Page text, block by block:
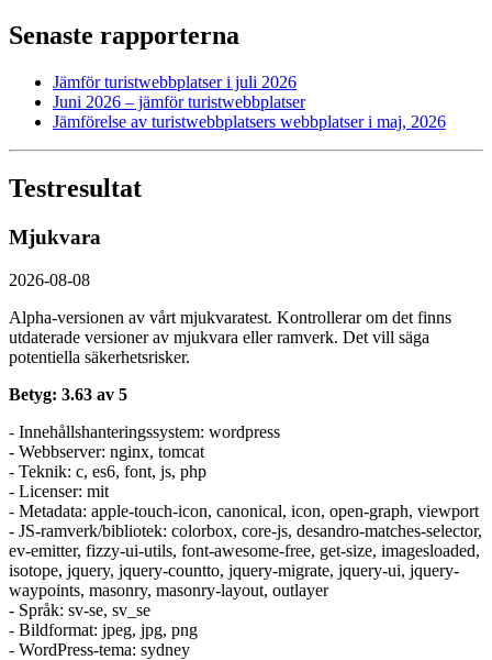
Senaste rapporterna
Jämför turist­webbplatser i juli 2026
Juni 2026 – jämför turist­webbplatser
Jämförelse av turist­webbplatsers webbplatser i maj, 2026
Testresultat
Mjukvara
2026-08-08
Alpha-versionen av vårt mjukvaratest. Kontrollerar om det finns
utdaterade versioner av mjukvara eller ramverk. Det vill säga
potentiella säkerhetsrisker.
Betyg: 3.63 av 5
- Innehållshanteringssystem: wordpress
- Webbserver: nginx, tomcat
- Teknik: c, es6, font, js, php
- Licenser: mit
- Metadata: apple-touch-icon, canonical, icon, open-graph, viewport
- JS-ramverk/bibliotek: colorbox, core-js, desandro-matches-selector,
ev-emitter, fizzy-ui-utils, font-awesome-free, get-size, imagesloaded,
isotope, jquery, jquery-countto, jquery-migrate, jquery-ui, jquery-
waypoints, masonry, masonry-layout, outlayer
- Språk: sv-se, sv_se
- Bildformat: jpeg, jpg, png
- WordPress-tema: sydney